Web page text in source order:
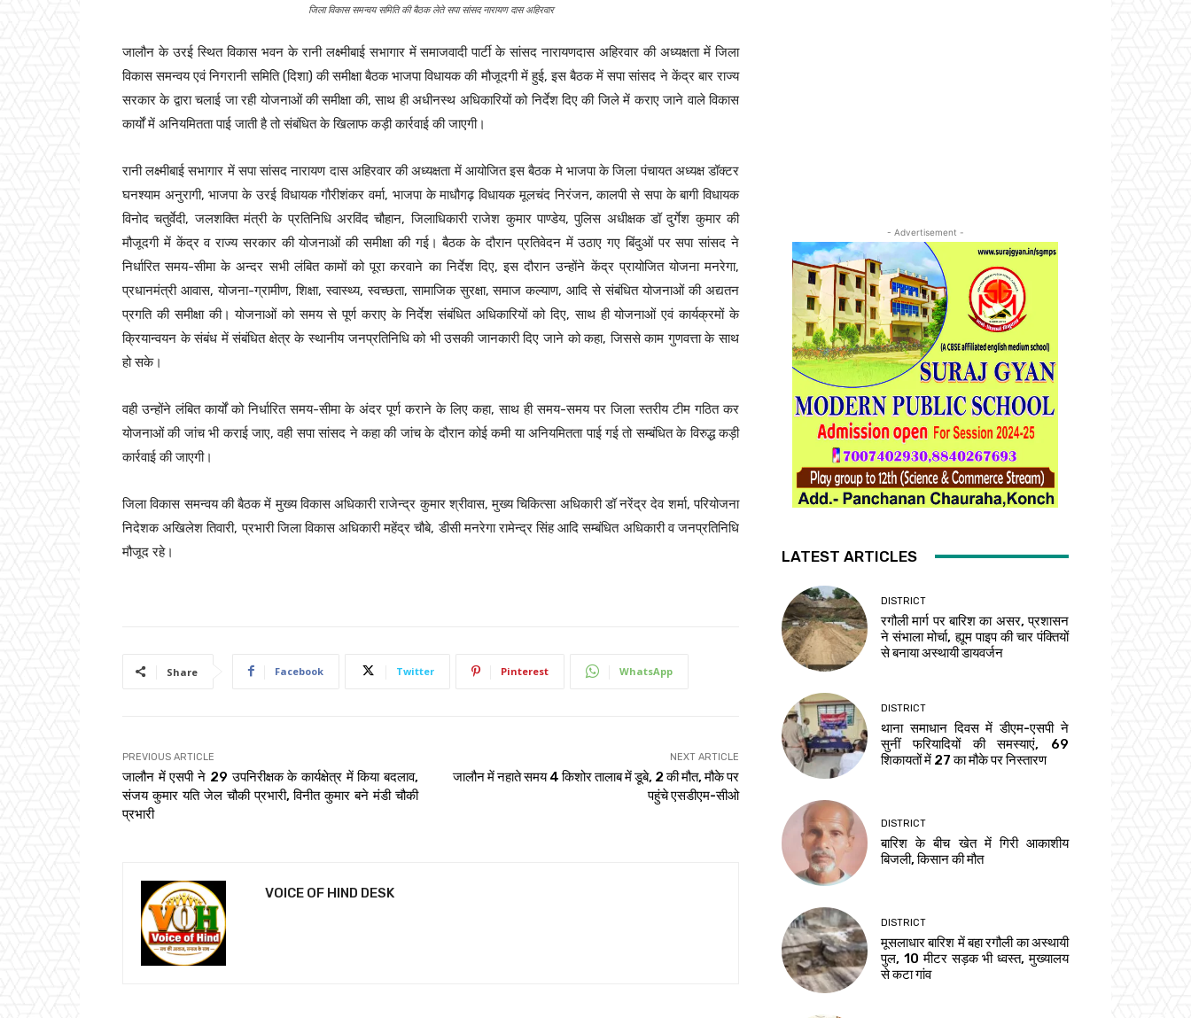
जिला विकास समन्वय समिति की बैठक लेते सपा सांसद नारायण दास अहिरवार
जालौन के उरई स्थित विकास भवन के रानी लक्ष्मीबाई सभागार में समाजवादी पार्टी के सांसद नारायणदास अहिरवार की अध्यक्षता में जिला
विकास समन्वय एवं निगरानी समिति (दिशा) की समीक्षा बैठक भाजपा विधायक की मौजूदगी में हुई, इस बैठक में सपा सांसद ने केंद्र बार राज्य
सरकार के द्वारा चलाई जा रही योजनाओं की समीक्षा की, साथ ही अधीनस्थ अधिकारियों को निर्देश दिए की जिले में कराए जाने वाले विकास
कार्यों में अनियमितता पाई जाती है तो संबंधित के खिलाफ कड़ी कार्रवाई की जाएगी।
रानी लक्ष्मीबाई सभागार में सपा सांसद नारायण दास अहिरवार की अध्यक्षता में आयोजित इस बैठक मे भाजपा के जिला पंचायत अध्यक्ष डॉक्टर
घनश्याम अनुरागी, भाजपा के उरई विधायक गौरीशंकर वर्मा, भाजपा के माधौगढ़ विधायक मूलचंद निरंजन, कालपी से सपा के बागी विधायक
विनोद चतुर्वेदी, जलशक्ति मंत्री के प्रतिनिधि अरविंद चौहान, जिलाधिकारी राजेश कुमार पाण्डेय, पुलिस अधीक्षक डॉ दुर्गेश कुमार की
मौजूदगी में केंद्र व राज्य सरकार की योजनाओं की समीक्षा की गई। बैठक के दौरान प्रतिवेदन में उठाए गए बिंदुओं पर सपा सांसद ने
निर्धारित समय-सीमा के अन्दर सभी लंबित कामों को पूरा करवाने का निर्देश दिए, इस दौरान उन्होंने केंद्र प्रायोजित योजना मनरेगा,
प्रधानमंत्री आवास, योजना-ग्रामीण, शिक्षा, स्वास्थ्य, स्वच्छता, सामाजिक सुरक्षा, समाज कल्याण, आदि से संबंधित योजनाओं की अद्यतन
प्रगति की समीक्षा की। योजनाओं को समय से पूर्ण कराए के निर्देश संबंधित अधिकारियों को दिए, साथ ही योजनाओं एवं कार्यक्रमों के
क्रियान्वयन के संबंध में संबंधित क्षेत्र के स्थानीय जनप्रतिनिधि को भी उसकी जानकारी दिए जाने को कहा, जिससे काम गुणवत्ता के साथ
हो सके।
वही उन्होंने लंबित कार्यों को निर्धारित समय-सीमा के अंदर पूर्ण कराने के लिए कहा, साथ ही समय-समय पर जिला स्तरीय टीम गठित कर
योजनाओं की जांच भी कराई जाए, वही सपा सांसद ने कहा की जांच के दौरान कोई कमी या अनियमितता पाई गई तो सम्बंधित के विरुद्ध कड़ी
कार्रवाई की जाएगी।
जिला विकास समन्वय की बैठक में मुख्य विकास अधिकारी राजेन्द्र कुमार श्रीवास, मुख्य चिकित्सा अधिकारी डॉ नरेंद्र देव शर्मा, परियोजना
निदेशक अखिलेश तिवारी, प्रभारी जिला विकास अधिकारी महेंद्र चौबे, डीसी मनरेगा रामेन्द्र सिंह आदि सम्बंधित अधिकारी व जनप्रतिनिधि
मौजूद रहे।
Share Facebook Twitter Pinterest WhatsApp
PREVIOUS ARTICLE
जालौन में एसपी ने 29 उपनिरीक्षक के कार्यक्षेत्र में किया बदलाव,
संजय कुमार यति जेल चौकी प्रभारी, विनीत कुमार बने मंडी चौकी
प्रभारी
NEXT ARTICLE
जालौन में नहाते समय 4 किशोर तालाब में डूबे, 2 की मौत, मौके पर
पहुंचे एसडीएम-सीओ
VOICE OF HIND DESK
- Advertisement -
LATEST ARTICLES
DISTRICT
रगौली मार्ग पर बारिश का असर, प्रशासन
ने संभाला मोर्चा, ह्यूम पाइप की चार पंक्तियों
से बनाया अस्थायी डायवर्जन
DISTRICT
थाना समाधान दिवस में डीएम-एसपी ने
सुनीं फरियादियों की समस्याएं, 69
शिकायतों में 27 का मौके पर निस्तारण
DISTRICT
बारिश के बीच खेत में गिरी आकाशीय
बिजली, किसान की मौत
DISTRICT
मूसलाधार बारिश में बहा रगौली का अस्थायी
पुल, 10 मीटर सड़क भी ध्वस्त, मुख्यालय
से कटा गांव